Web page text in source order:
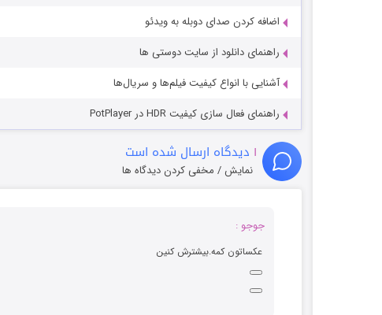
اضافه کردن صدای دوبله به ویدئو
راهنمای دانلود از سایت دوستی ها
آشنایی با انواع کیفیت فیلم‌ها و سریال‌ها
راهنمای فعال سازی کیفیت HDR در PotPlayer
۱ دیدگاه ارسال شده است
نمایش / مخفی کردن دیدگاه ها
جوجو :
عکساتون کمه.بیشترش کنین